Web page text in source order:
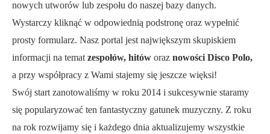
nowych utworów lub zespołu do naszej bazy danych.
Wystarczy kliknąć w odpowiednią podstronę oraz wypełnić
prosty formularz. Nasz portal jest największym skupiskiem
informacji na temat zespołów, hitów oraz nowości Disco Polo,
a przy współpracy z Wami stajemy się jeszcze więksi!
Swój start zanotowaliśmy w roku 2014 i sukcesywnie staramy
się popularyzować ten fantastyczny gatunek muzyczny. Z roku
na rok rozwijamy się i każdego dnia aktualizujemy wszystkie